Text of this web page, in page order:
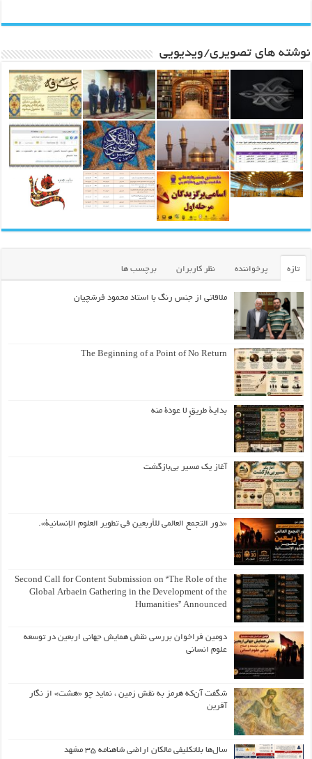
نوشته های تصویری/ویدیویی
تازه پرخواننده نظر کاربران برچسب ها
ملاقاتی از جنس رنگ با استاد محمود فرشچیان
The Beginning of a Point of No Return
بداية طريقٍ لا عودة منه
آغاز یک مسیر بی‌بازگشت
«دور التجمع العالمي للأربعين في تطوير العلوم الإنسانية».
Second Call for Content Submission on “The Role of the
Global Arbaein Gathering in the Development of the
Humanities” Announced
دومین فراخوان بررسی نقش همایش جهانی اربعین در توسعه
علوم انسانی
شگفت آن‌که هرمز به نقش زمین ، نماید چو «هشت» از نگار
آفرین
سال‌ها بلاتکلیفی مالکان اراضی شاهنامه ۳۵ مشهد